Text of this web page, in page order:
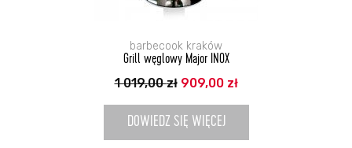
barbecook kraków
Grill węglowy Major INOX
1 019,00zł Pierwotna
cena
wynosiła:
1
019,00 zł.
909,00 złAktualna
wynosi:
DOWIEDZ SIĘ WIĘCEJ